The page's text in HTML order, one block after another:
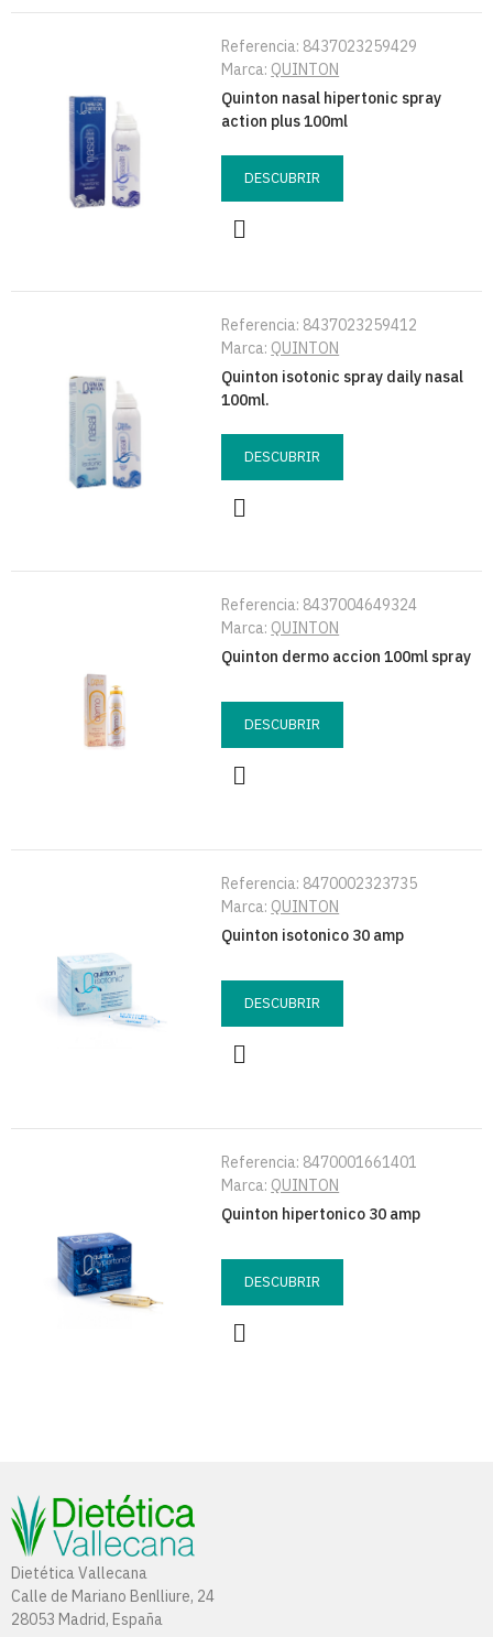
Referencia: 8437023259429
Marca: QUINTON
Quinton nasal hipertonic spray
action plus 100ml
DESCUBRIR
Referencia: 8437023259412
Marca: QUINTON
Quinton isotonic spray daily nasal
100ml.
DESCUBRIR
Referencia: 8437004649324
Marca: QUINTON
Quinton dermo accion 100ml spray
DESCUBRIR
Referencia: 8470002323735
Marca: QUINTON
Quinton isotonico 30 amp
DESCUBRIR
Referencia: 8470001661401
Marca: QUINTON
Quinton hipertonico 30 amp
DESCUBRIR
Dietética Vallecana
Calle de Mariano Benlliure, 24
28053 Madrid, España